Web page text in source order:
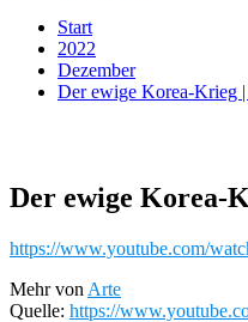
Start
2022
Dezember
Der ewige Korea-Krieg
Der ewige Korea-
https://www.youtube.com/
Mehr von Arte
Quelle: https://